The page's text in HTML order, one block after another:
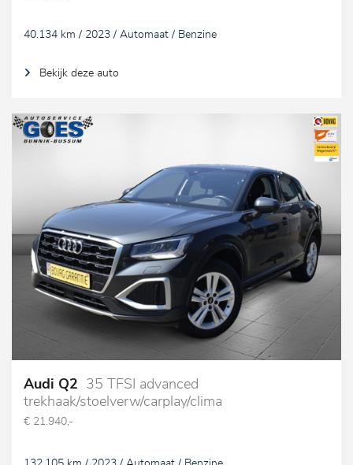
40.134 km / 2023 / Automaat / Benzine
Bekijk deze auto
Audi Q2
35 TFSI advanced
trekhaak/stoelverw/carplay/clima
€ 21.940,-